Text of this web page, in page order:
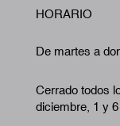
HORARIO
De martes a
Cerrado todos
diciembre, 1 y 6